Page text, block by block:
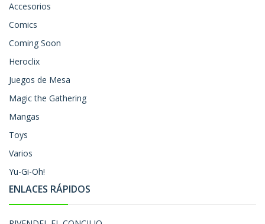
Accesorios
Comics
Coming Soon
Heroclix
Juegos de Mesa
Magic the Gathering
Mangas
Toys
Varios
Yu-Gi-Oh!
ENLACES RÁPIDOS